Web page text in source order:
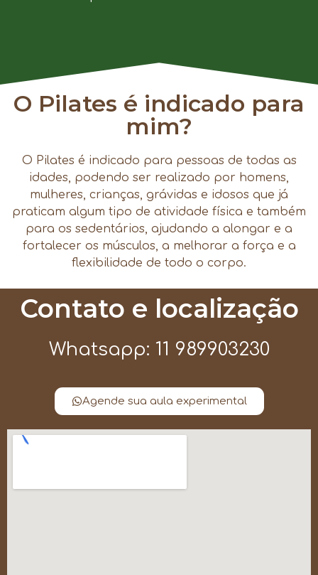
O Pilates é indicado para
mim?
O Pilates é indicado para pessoas de todas as
idades, podendo ser realizado por homens,
mulheres, crianças, grávidas e idosos que já
praticam algum tipo de atividade física e também
para os sedentários, ajudando a alongar e a
fortalecer os músculos, a melhorar a força e a
flexibilidade de todo o corpo.
Contato e localização
Whatsapp: 11 989903230
Agende sua aula experimental